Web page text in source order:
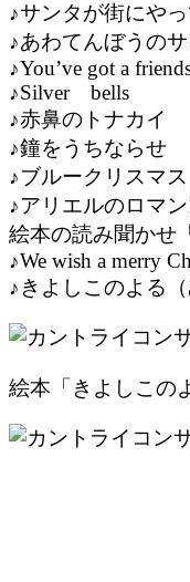
♪サンタが街にや
♪あわてんぼうの
♪You’ve got a
♪Silver bells
♪赤鼻のトナカイ
♪鐘をうちならせ
♪ブルークリスマス
♪アリエルのロマ
絵本の読み聞かせ
♪We wish a merry
♪きよしこのよる（
絵本「きよしこの